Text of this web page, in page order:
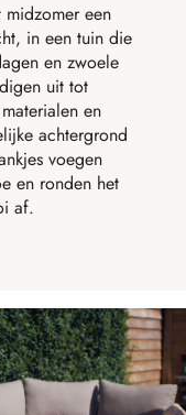
een
in een tuin die
en zwoele
uit tot
en
achtergrond
voegen
en ronden het
af.